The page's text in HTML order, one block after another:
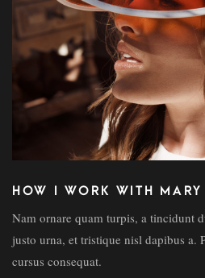
HOW I WORK WITH MARY
Nam ornare quam turpis, a tincidunt
justo urna, et tristique nisl dapibus a.
cursus consequat.